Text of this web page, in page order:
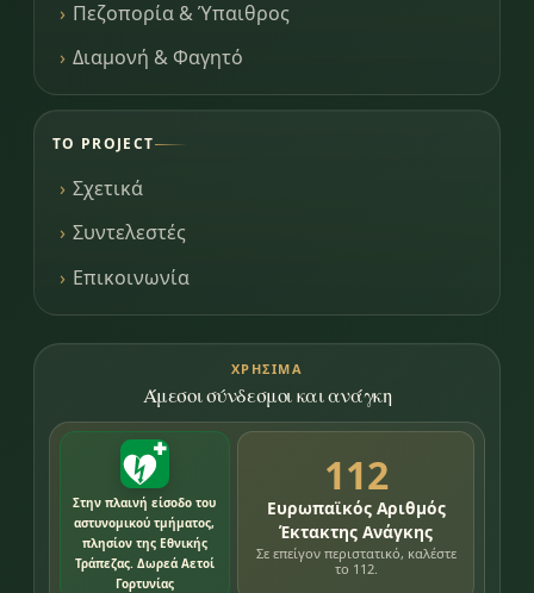
Πεζοπορία & Ύπαιθρος
Διαμονή & Φαγητό
ΤΟ PROJECT
Σχετικά
Συντελεστές
Επικοινωνία
ΧΡΉΣΙΜΑ
Άμεσοι σύνδεσμοι και ανάγκη
Στην πλαινή είσοδο του
αστυνομικού τμήματος,
πλησίον της Εθνικής
Τράπεζας. Δωρεά Αετοί
Γορτυνίας
112
Ευρωπαϊκός Αριθμός
Έκτακτης Ανάγκης
Σε επείγον περιστατικό, καλέστε
το 112.